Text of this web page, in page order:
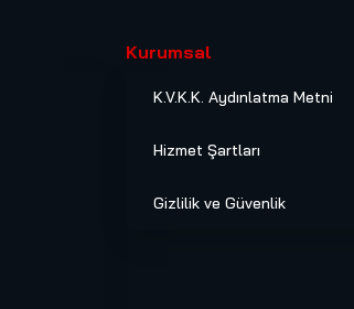
Kurumsal
K.V.K.K. Aydınlatma Metni
Hizmet Şartları
Gizlilik ve Güvenlik